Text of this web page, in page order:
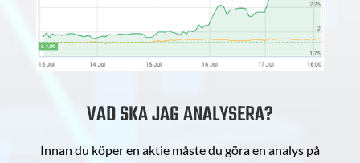
VAD SKA JAG ANALYSERA?
Innan du köper en aktie måste du göra en analys på